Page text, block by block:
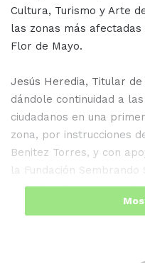
Cultura, Turismo y Arte
las zonas más
Flor de Mayo.
Jesús Heredia, Titular
dándole continuidad a
ciudadanos en una
zona, por instrucciones
Benitez Torres, y con
la Fundación
entregar diversión y
colchonetas, incluso,